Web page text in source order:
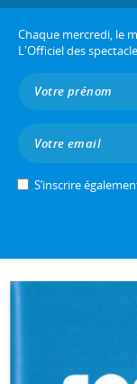
Chaque mercredi, le
L'Officiel des
S’inscrire